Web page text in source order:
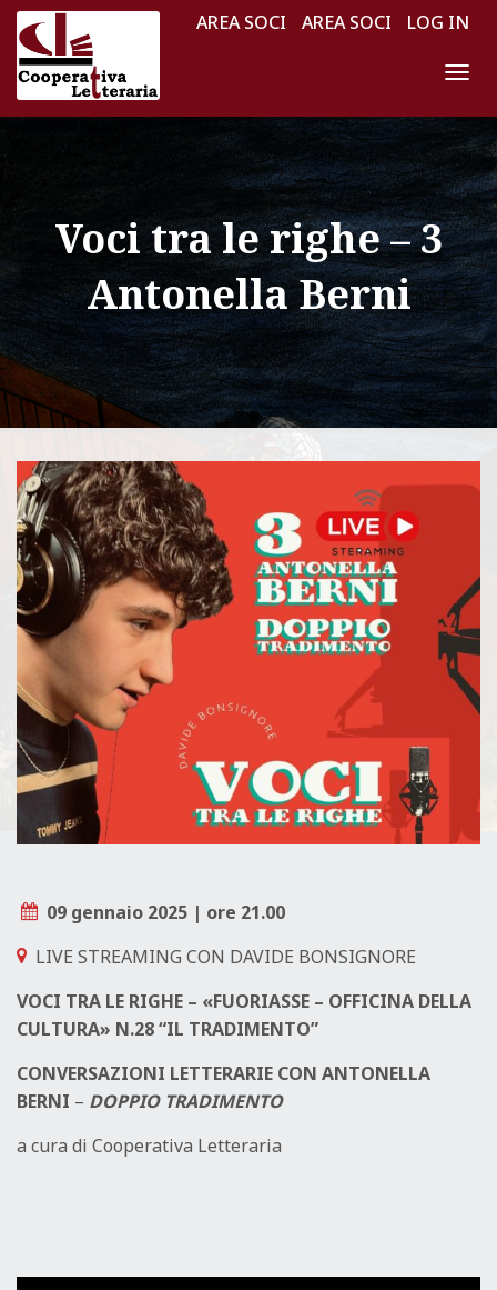
AREA SOCI AREA SOCI LOG IN
A
V
I
G
A
Z
I
O
N
E
T
O
G
Voci tra le righe – 3
Antonella Berni
09 gennaio 2025 | ore 21.00
LIVE STREAMING CON DAVIDE BONSIGNORE
VOCI TRA LE RIGHE – «FUORIASSE – OFFICINA DELLA
CULTURA» N.28 “IL TRADIMENTO”
CONVERSAZIONI LETTERARIE CON ANTONELLA
BERNI – DOPPIO TRADIMENTO
a cura di Cooperativa Letteraria